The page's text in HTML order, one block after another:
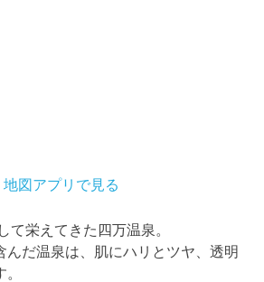
地図アプリで見る
て栄えてきた四万温泉。
んだ温泉は、肌にハリとツヤ、透明